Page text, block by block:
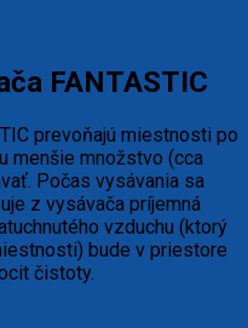
FANTASTIC
prevoňajú miestnosti po
menšie množstvo (cca
Počas vysávania sa
z vysávača príjemná
vzduchu (ktorý
bude v priestore
čistoty.